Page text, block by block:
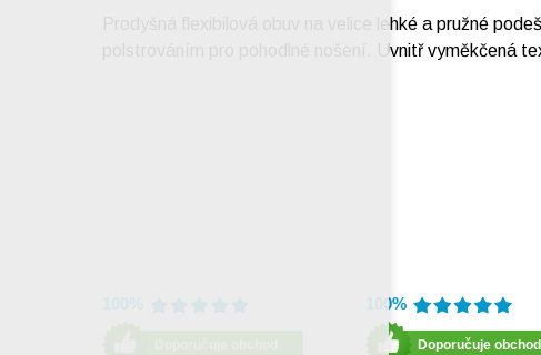
Prodyšná flexibilová obuv na velice lehké a pružné
polstrováním pro pohodlné nošení. Uvnitř vyměkčená
100%
Doporučuje obchod